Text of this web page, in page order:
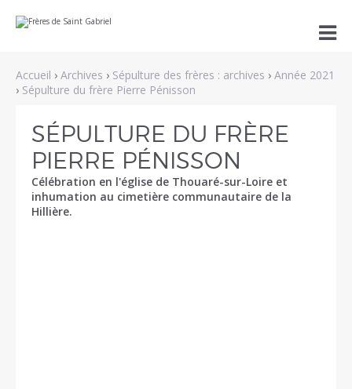
Aller
au
à
la
navigation
Outils
personnels

Accueil › Archives › Sépulture des frères : archives › Année 2021
› Sépulture du frère Pierre Pénisson
SÉPULTURE DU FRÈRE
PIERRE PÉNISSON
Célébration en l'église de Thouaré-sur-Loire et
inhumation au cimetière communautaire de la
Hillière.